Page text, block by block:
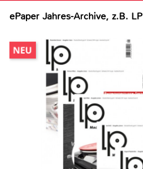
ePaper Jahres-Archive, z.B. LP